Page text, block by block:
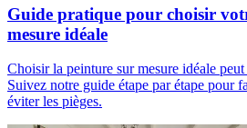
Guide pratique pour choisir
mesure idéale
Choisir la peinture sur mesure idéale
Suivez notre guide étape par étape pour
éviter les pièges.